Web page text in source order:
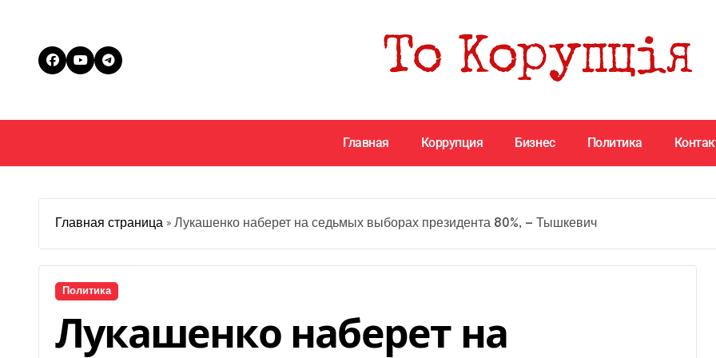
Главная Коррупция Бизнес Политика
Главная страница » Лукашенко наберет на седьмых выборах президента 80%, — Тышкевич
Политика
Лукашенко наберет на